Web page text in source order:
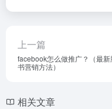
上一篇
facebook怎么做推广？（最新
书营销方法）
相关文章